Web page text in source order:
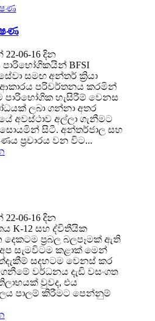
06-16 දින
BFSI
සමඟ අන්තර් ක්‍රියා
පරිවර්තනය කරමින්
පාරිභෝගික හැසිරීම් වෙනස
ලබා ගන්නා අතර
අවස්ථාව අල්ලා ගැනීමට
සොයමින් සිටී. අන්තර්ජාල සහ
ප්‍රචාරය වන විට...
06-16 දින
K-12 සහ ද්විතීයික
දෙකටම ප්‍රබල බලපෑමක් ඇති
සැමවිටම කළාක් මෙන්
සදහටම වෙනස් කර
වර්ධනය දැඩි වසංගත
වුවද, එය
පාලම් කිරීමට පෙන්නුම්